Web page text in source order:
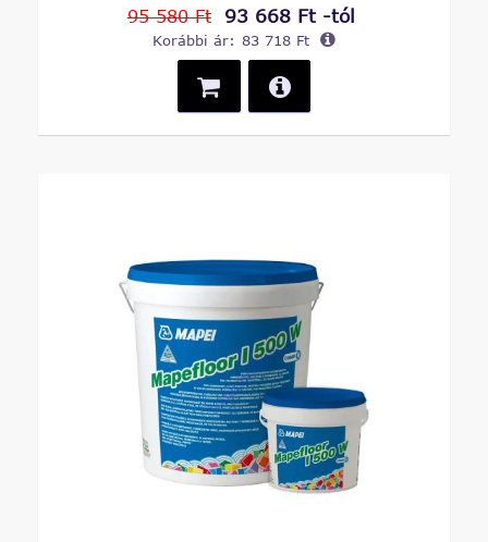
95 580 Ft 93 668 Ft -tól
Korábbi ár: 83 718 Ft